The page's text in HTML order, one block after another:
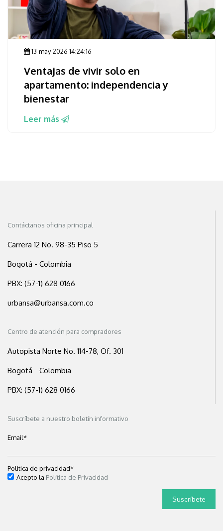
13-may-2026 14:24:16
Ventajas de vivir solo en
apartamento: independencia y
bienestar
Leer más
Contáctanos oficina principal
Carrera 12 No. 98-35 Piso 5
Bogotá - Colombia
PBX: (57-1) 628 0166
urbansa@urbansa.com.co
Centro de atención para compradores
Autopista Norte No. 114-78, Of. 301
Bogotá - Colombia
PBX: (57-1) 628 0166
Suscríbete a nuestro boletín informativo
Email*
Politica de privacidad*
Acepto la Política de Privacidad